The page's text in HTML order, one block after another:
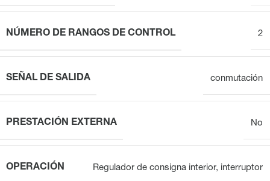
NÚMERO DE RANGOS DE CONTROL 2
SEÑAL DE SALIDA conmutación
PRESTACIÓN EXTERNA No
OPERACIÓN Regulador de consigna interior, interruptor